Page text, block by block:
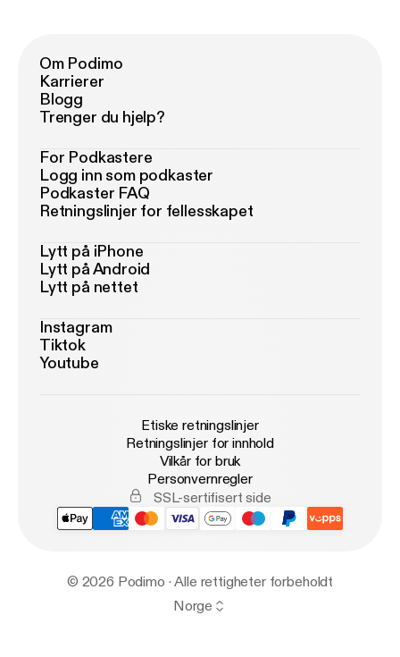
Om Podimo
Karrierer
Blogg
Trenger du hjelp?
For Podkastere
Logg inn som podkaster
Podkaster FAQ
Retningslinjer for fellesskapet
Lytt på iPhone
Lytt på Android
Lytt på nettet
Instagram
Tiktok
Youtube
Etiske retningslinjer
Retningslinjer for innhold
Vilkår for bruk
Personvernregler
SSL-sertifisert side
© 2026 Podimo · Alle rettigheter forbeholdt
Norge